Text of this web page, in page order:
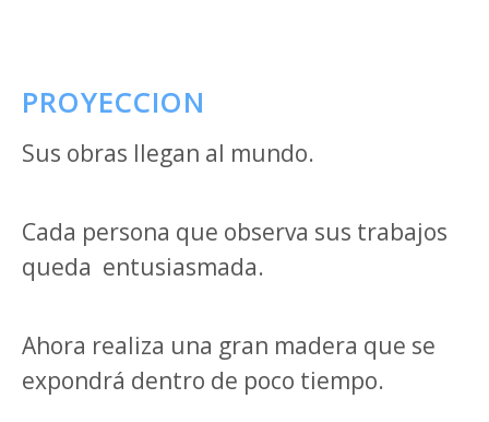
PROYECCION
Sus obras llegan al mundo.
Cada persona que observa sus trabajos
queda entusiasmada.
Ahora realiza una gran madera que se
expondrá dentro de poco tiempo.